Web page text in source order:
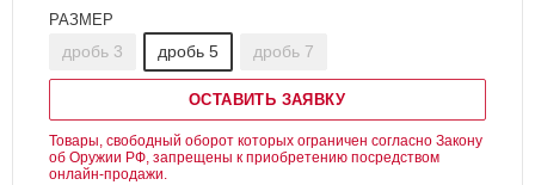
РАЗМЕР
дробь 3 дробь 5 дробь 7
ОСТАВИТЬ ЗАЯВКУ
Товары, свободный оборот которых ограничен согласно Закону
об Оружии РФ, запрещены к приобретению посредством
онлайн-продажи.